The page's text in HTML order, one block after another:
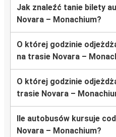
Jak znaleźć tanie bilety
Novara – Monachium?
O której godzinie
na trasie Novara –
O której godzinie
trasie Novara –
Ile autobusów kursuje
Novara – Monachium?